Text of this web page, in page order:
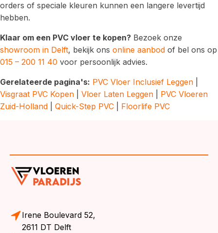
orders of speciale kleuren kunnen een langere levertijd
hebben.
Klaar om een PVC vloer te kopen? Bezoek onze
showroom in Delft, bekijk ons online aanbod of bel ons op
015 – 200 11 40 voor persoonlijk advies.
Gerelateerde pagina's: PVC Vloer Inclusief Leggen
Visgraat PVC Kopen
Vloer Laten Leggen
PVC Vloeren
Zuid-Holland
Quick-Step PVC Floorlife PVC
Irene Boulevard 52,
2611 DT Delft